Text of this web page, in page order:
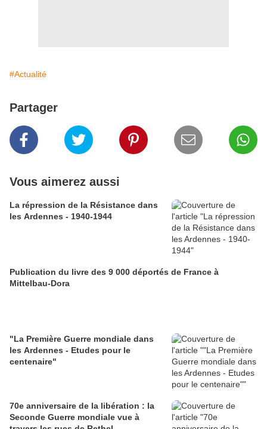
#Actualité
Partager
Vous aimerez aussi
La répression de la Résistance dans
les Ardennes - 1940-1944
Publication du livre des 9 000 déportés de France à
Mittelbau-Dora
"La Première Guerre mondiale dans
les Ardennes - Etudes pour le
centenaire"
70e anniversaire de la libération : la
Seconde Guerre mondiale vue à